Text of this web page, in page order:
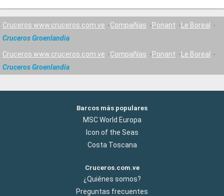
Cruceros www.cruceros.com.ve Compañías Ponant
Le Boreal
Cruceros Groenlandia
Cruceros www.cruceros.com.ve Compañías Ponant
Le Boreal
Cruceros Groenlandia
Barcos más populares
MSC World Europa
Icon of the Seas
Costa Toscana
Cruceros.com.ve
¿Quiénes somos?
Preguntas frecuentes